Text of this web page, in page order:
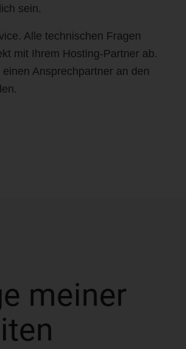
sein.
Alle technischen Fragen
mit Ihrem Hosting-Partner ab.
Ansprechpartner an den
meiner